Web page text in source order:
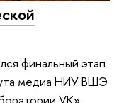
финальный этап
медиа НИУ ВШЭ
VK».